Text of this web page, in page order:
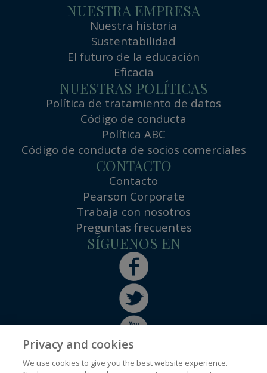
NUESTRA EMPRESA
Nuestra historia
Sustentabilidad
El futuro de la educación
Eficacia
NUESTRAS POLÍTICAS
Política de tratamiento de datos
Código de conducta
Política ABC
Código de conducta de socios comerciales
CONTACTO
Contacto
Pearson Corporate
Trabaja con nosotros
Preguntas frecuentes
SÍGUENOS EN
Privacy and cookies
We use cookies to give you the best website experience.